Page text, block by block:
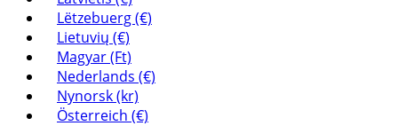
Lëtzebuerg (€)
Lietuvių (€)
Magyar (Ft)
Nederlands (€)
Nynorsk (kr)
Österreich (€)